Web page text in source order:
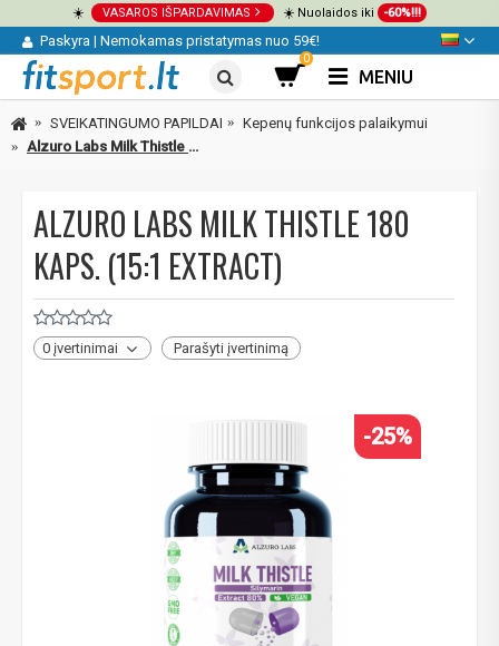
☀️ VASAROS IŠPARDAVIMAS ☀️ Nuolaidos iki -60%!!!
Paskyra | Nemokamas pristatymas nuo 59€!
0
MENIU
SVEIKATINGUMO PAPILDAI
Kepenų funkcijos palaikymui
Alzuro Labs Milk Thistle 180 kaps. (15:1 Extract)
ALZURO LABS MILK THISTLE 180
KAPS. (15:1 EXTRACT)
0 įvertinimai Parašyti įvertinimą
-25%